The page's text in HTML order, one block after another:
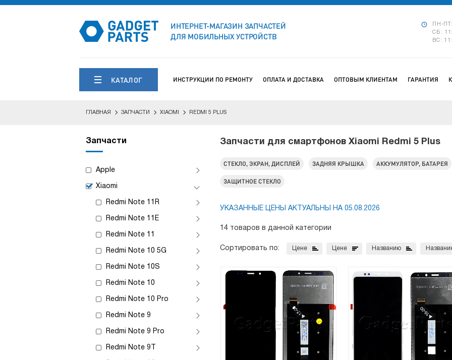
ИНТЕРНЕТ-МАГАЗИН ЗАПЧАСТЕЙ
ДЛЯ МОБИЛЬНЫХ УСТРОЙСТВ
ПН-
СБ:
ВС:
КАТАЛОГ ИНСТРУКЦИИ ПО РЕМОНТУ ОПЛАТА И ДОСТАВКА ОПТОВЫМ КЛИЕНТАМ ГАРАНТИЯ
ГЛАВНАЯ ЗАПЧАСТИ XIAOMI REDMI 5 PLUS
Запчасти
Apple
Xiaomi
Redmi Note 11R
Redmi Note 11E
Redmi Note 11
Redmi Note 10 5G
Redmi Note 10S
Redmi Note 10
Redmi Note 10 Pro
Redmi Note 9
Redmi Note 9 Pro
Redmi Note 9T
Запчасти для смартфонов Xiaomi Redmi 5 Plus
СТЕКЛО, ЭКРАН, ДИСПЛЕЙ ЗАДНЯЯ КРЫШКА АККУМУЛЯТОР, БАТАРЕЯ
ЗАЩИТНОЕ СТЕКЛО
УКАЗАННЫЕ ЦЕНЫ АКТУАЛЬНЫ НА 05.08.2026
14 товаров в данной категории
Сортировать по: Цене Цене Названию